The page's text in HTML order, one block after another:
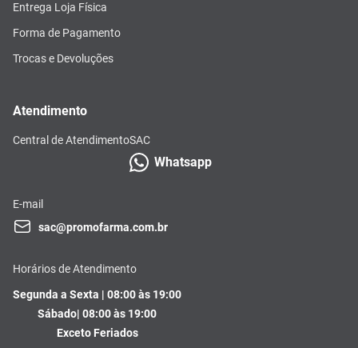
Entrega Loja Física
Forma de Pagamento
Trocas e Devoluções
Atendimento
Central de AtendimentoSAC
Whatsapp
E-mail
sac@promofarma.com.br
Horários de Atendimento
Segunda a Sexta | 08:00 às 19:00
Sábado| 08:00 às 19:00
Exceto Feriados